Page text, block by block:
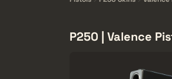
P250 | Valence